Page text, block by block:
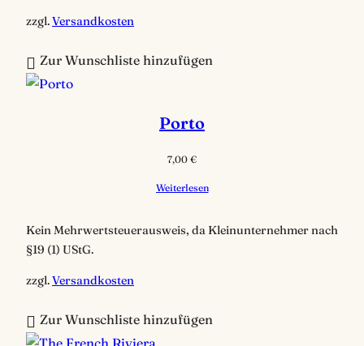
zzgl.Versandkosten
Zur Wunschliste hinzufügen
Porto
7,00 €
Weiterlesen
Kein Mehrwertsteuerausweis, da Kleinunternehmer nach
§19 (1) UStG.
zzgl.Versandkosten
Zur Wunschliste hinzufügen